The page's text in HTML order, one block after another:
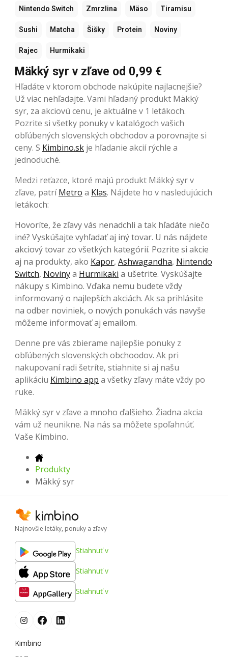
Nintendo Switch Zmrzlina Mäso Tiramisu
Sushi Matcha Šišky Protein Noviny
Rajec Hurmikaki
Mäkký syr v zľave od 0,99 €
Hľadáte v ktorom obchode nakúpite najlacnejšie?
Už viac nehľadajte. Vami hľadaný produkt Mäkký
syr, za akciovú cenu, je aktuálne v 1 letákoch.
Pozrite si všetky ponuky v katalógoch vašich
obľúbených slovenských obchodov a porovnajte si
ceny. S Kimbino.sk je hľadanie akcií rýchle a
jednoduché.
Medzi reťazce, ktoré majú produkt Mäkký syr v
zľave, patríMetro a Klas. Nájdete ho v nasledujúcich
letákoch:
Hovoríte, že zľavy vás nenadchli a tak hľadáte niečo
iné? Vyskúšajte vyhľadať aj iný tovar. U nás nájdete
akciový tovar zo všetkých kategórií. Pozrite si akcie
aj na produkty, ako Kapor, Ashwagandha, Nintendo
Switch, Novinya Hurmikaki a ušetrite. Vyskúšajte
nákupy s Kimbino. Vďaka nemu budete vždy
informovaný o najlepších akciách. Ak sa prihlásite
na odber noviniek, o nových ponukách vás navyše
môžeme informovať aj emailom.
Denne pre vás zbierame najlepšie ponuky z
obľúbených slovenských obchoodov. Ak pri
nakupovaní radi šetríte, stiahnite si aj našu
aplikáciu Kimbino app a všetky zľavy máte vždy po
ruke.
Mäkký syr v zľave a mnoho ďalšieho. Žiadna akcia
vám už neunikne. Na nás sa môžete spoľahnúť.
Vaše Kimbino.
Produkty
Mäkký syr
Najnovšie letáky, ponuky a zľavy
Stiahnuť v
Stiahnuť v
Stiahnuť v
Kimbino